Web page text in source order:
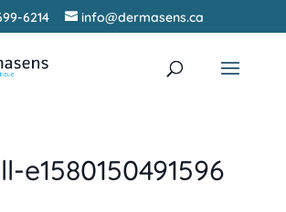
6214 info@dermasens.ca
e1580150491596